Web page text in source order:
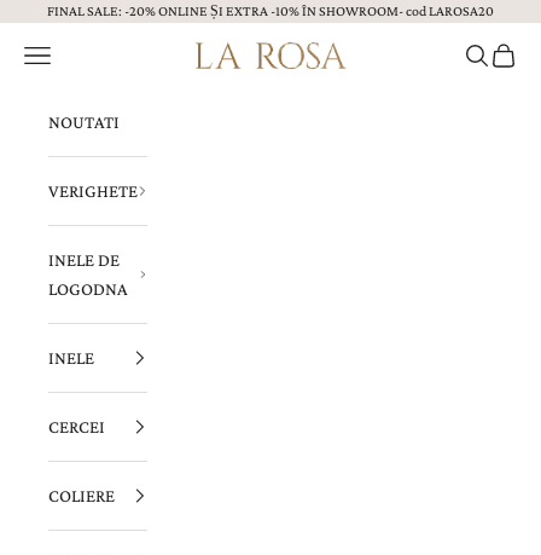
Sari la continut
FINAL SALE: -20% ONLINE ȘI EXTRA -10% ÎN SHOWROOM- cod LAROSA20
Bijuterii LA ROSA
Menu CautăCoș
NOUTATI
VERIGHETE
INELE DE
LOGODNA
INELE
CERCEI
COLIERE